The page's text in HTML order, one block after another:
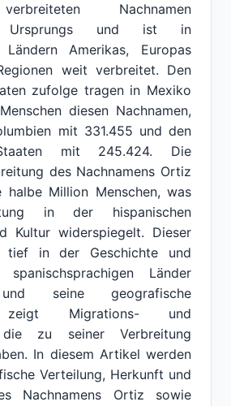
Nachnamen
Ursprungs und ist in
Ländern Amerikas, Europas
weit verbreitet. Den
zufolge tragen in Mexiko
diesen Nachnamen,
mit 331.455 und den
mit 245.424. Die
des Nachnamens Ortiz
halbe Million Menschen, was
in der hispanischen
Kultur widerspiegelt. Dieser
tief in der Geschichte und
Länder
seine geografische
zeigt Migrations- und
die zu seiner Verbreitung
In diesem Artikel werden
Verteilung, Herkunft und
Nachnamens Ortiz sowie